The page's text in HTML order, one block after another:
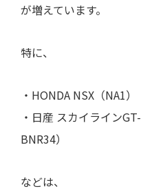
が増えています。
特に、
・HONDA NSX（NA1）
・日産 スカイライン
BNR34）
などは、